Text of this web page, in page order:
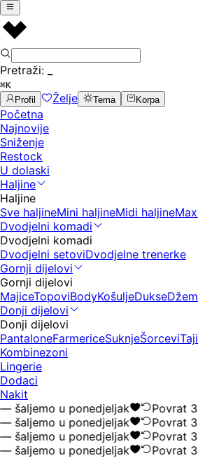
Pretraži:
⌘K
Profil
Želje Tema Korpa
Početna
Najnovije
Sniženje
Restock
U dolaski
Haljine
Haljine
Sve haljineMini haljineMidi haljine
Dvodjelni komadi
Dvodjelni komadi
Dvodjelni setoviDvodjelne trenerke
Gornji dijelovi
Gornji dijelovi
MajiceTopoviBodyKošuljeDukse
Donji dijelovi
Donji dijelovi
PantaloneFarmericeSuknjeŠorcevi
Kombinezoni
Lingerie
Dodaci
Nakit
u ponedjeljak
Povrat 30
u ponedjeljak
Povrat 30
u ponedjeljak
Povrat 30
u ponedjeljak
Povrat 30